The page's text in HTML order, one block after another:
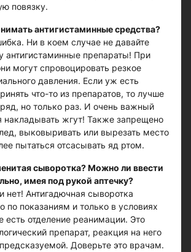
повязку.
антигистаминные средства?
Ни в коем случае не давайте
антигистаминные препараты! При
могут спровоцировать резкое
давления. Если уж есть
что-то из препаратов, то лучше
но только раз. И очень важный
накладывать жгут! Также запрещено
выковыривать или вырезать место
пытаться отсасывать яд ртом.
сыворотка? Можно ли ввести
имея под рукой аптечку?
нет! Антигадючная сыворотка
по показаниям и только в условиях
есть отделение реанимации. Это
препарат, реакция на него
Доверьте это врачам.